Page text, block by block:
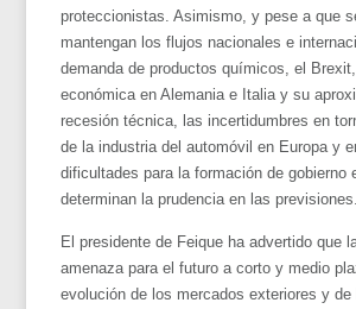
proteccionistas. Asimismo, y pese a que
mantengan los flujos nacionales e
demanda de productos químicos, el
económica en Alemania e Italia y su
recesión técnica, las incertidumbres en
de la industria del automóvil en Europa y
dificultades para la formación de gobierno
determinan la prudencia en las previsiones.
El presidente de Feique ha advertido que
amenaza para el futuro a corto y medio
evolución de los mercados exteriores y